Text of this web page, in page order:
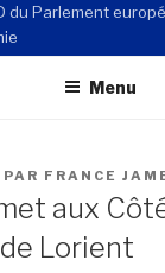
du Parlement
Menu
PAR FRANCE
aux
Lorient